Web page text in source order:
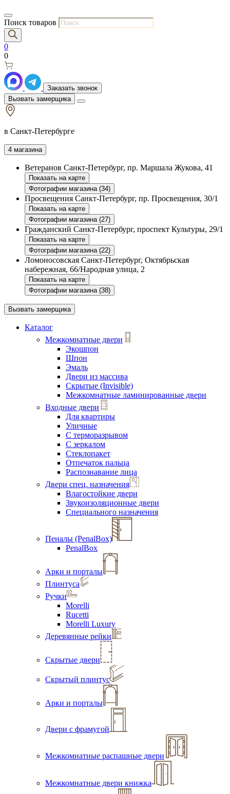
Поиск товаров
0
0
Заказать звонок
Вызвать замерщика
в Санкт-Петербурге
4 магазина
Ветеранов Санкт-Петербург, пр. Маршала Жукова, 41
Показать на карте
Фотографии магазина (34)
Просвещения Санкт-Петербург, пр. Просвещения, 30/1
Показать на карте
Фотографии магазина (27)
Гражданский Санкт-Петербург, проспект Культуры, 29/1
Показать на карте
Фотографии магазина (22)
Ломоносовская Санкт-Петербург, Октябрьская
набережная, 66/Народная улица, 2
Показать на карте
Фотографии магазина (38)
Вызвать замерщика
Каталог
Межкомнатные двери
Экошпон
Шпон
Эмаль
Двери из массива
Скрытые (Invisible)
Межкомнатные ламинированные двери
Входные двери
Для квартиры
Уличные
С терморазрывом
С зеркалом
Стеклопакет
Отпечаток пальца
Распознавание лица
Двери спец. назначения
Влагостойкие двери
Звукоизоляционные двери
Специального назначения
Пеналы (PenalBox)
PenalBox
Арки и порталы
Плинтуса
Ручки
Morelli
Rucetti
Morelli Luxury
Деревянные рейки
Скрытые двери
Скрытый плинтус
Арки и порталы
Двери с фрамугой
Межкомнатные распашные двери
Межкомнатные двери книжка